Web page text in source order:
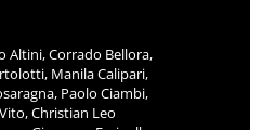
Altini, Corrado Bellora,
Manila Calipari,
Paolo Ciambi,
Christian Leo